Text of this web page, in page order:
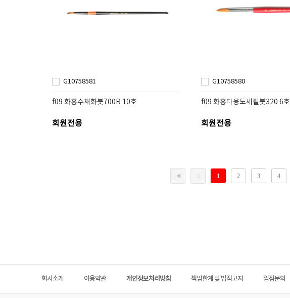
G10758581
f09 화홍수채화붓700R 10호
회원전용
G10758580
f09 화홍다용도세필붓320 6호
회원전용
회사소개 이용약관 개인정보처리방침 책임한계 및 법적고지 입점문의